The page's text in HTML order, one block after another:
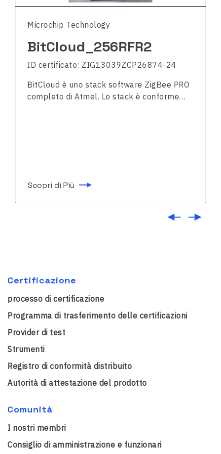
Microchip Technology
BitCloud_256RFR2
ID certificato: ZIG13039ZCP26874-24
BitCloud è uno stack software ZigBee PRO
completo di Atmel. Lo stack è conforme…
Scopri di Più
Certificazione
processo di certificazione
Programma di trasferimento delle certificazioni
Provider di test
Strumenti
Registro di conformità distribuito
Autorità di attestazione del prodotto
Comunità
I nostri membri
Consiglio di amministrazione e funzionari